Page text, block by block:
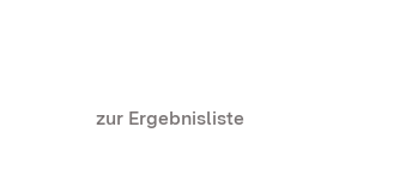
zur Ergebnisliste